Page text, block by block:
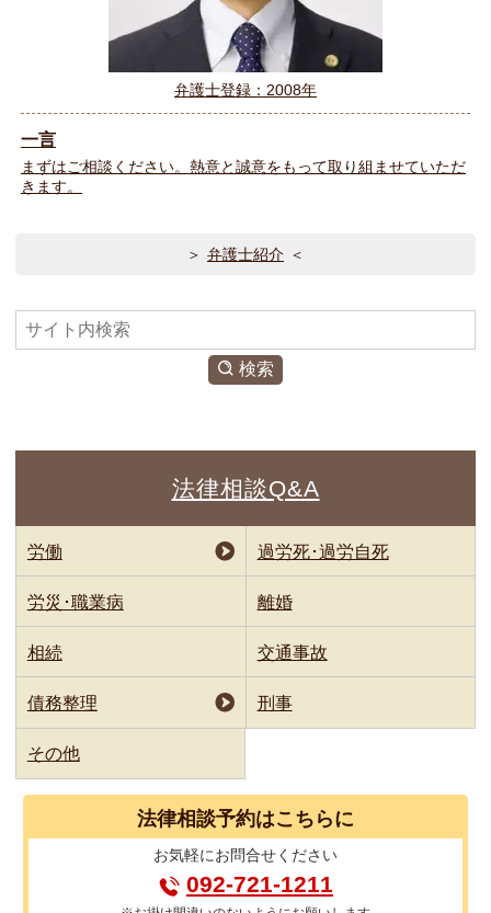
弁護士登録：2008年
一言
まずはご相談ください。熱意と誠意をもって取り組ませていただ
きます。
弁護士紹介
検
索
検索
法律相談Q&A
労働 過労死･過労自死
労災･職業病 離婚
相続 交通事故
債務整理 刑事
その他
法律相談予約はこちらに
お気軽にお問合せください
092-721-1211